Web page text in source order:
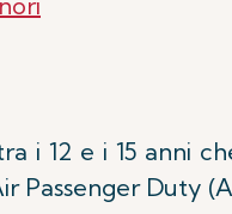
i 12 e i 15 anni
Passenger Duty